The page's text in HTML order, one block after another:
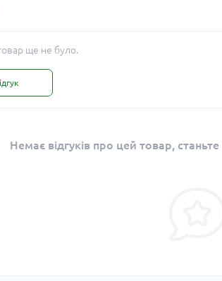
ще не було.
Немає відгуків про цей товар,